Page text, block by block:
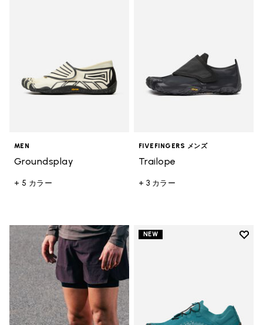
MEN
Groundsplay
+ 5 カラー
FIVEFINGERS メンズ
Trailope
+ 3 カラー
NEW
Add